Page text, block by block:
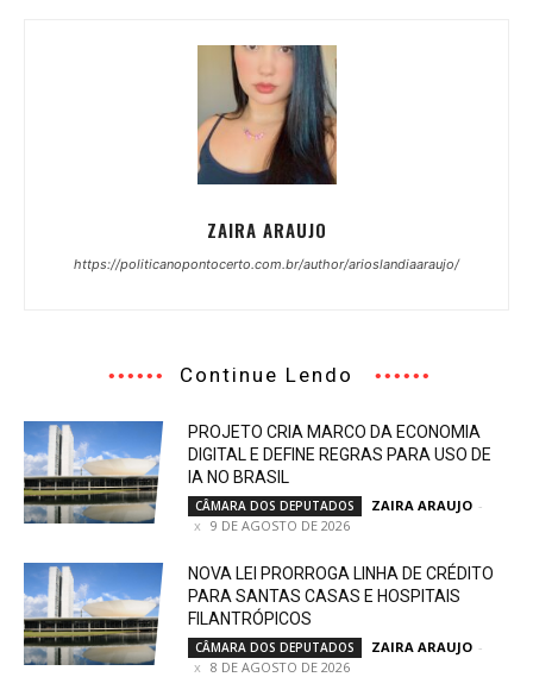
ZAIRA ARAUJO
https://politicanopontocerto.com.br/author/arioslandiaaraujo/
Continue Lendo
PROJETO CRIA MARCO DA ECONOMIA
DIGITAL E DEFINE REGRAS PARA USO DE
IA NO BRASIL
CÂMARA DOS DEPUTADOS ZAIRA ARAUJO -
9 DE AGOSTO DE 2026
NOVA LEI PRORROGA LINHA DE CRÉDITO
PARA SANTAS CASAS E HOSPITAIS
FILANTRÓPICOS
CÂMARA DOS DEPUTADOS ZAIRA ARAUJO -
8 DE AGOSTO DE 2026